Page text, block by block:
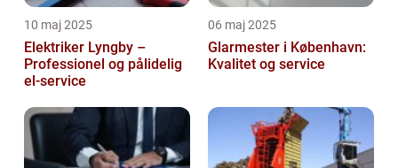
10 maj 2025
Elektriker Lyngby –
Professionel og pålidelig
el-service
06 maj 2025
Glarmester i København:
Kvalitet og service